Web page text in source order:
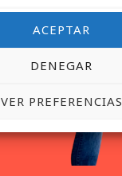
ACEPTAR
DENEGAR
VER PREFERENCIAS